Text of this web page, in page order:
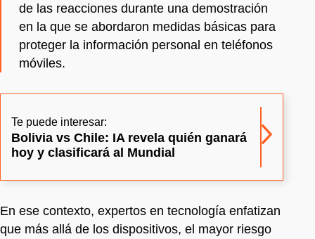
de las reacciones durante una demostración
en la que se abordaron medidas básicas para
proteger la información personal en teléfonos
móviles.
Te puede interesar:
Bolivia vs Chile: IA revela quién ganará
hoy y clasificará al Mundial
En ese contexto, expertos en tecnología enfatizan
que más allá de los dispositivos, el mayor riesgo